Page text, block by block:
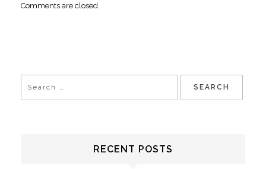
Comments are closed.
RECENT POSTS